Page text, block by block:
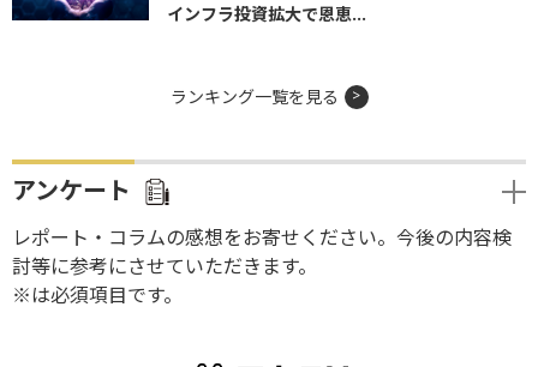
インフラ投資拡大で恩恵...
ランキング一覧を見る
アンケート
レポート・コラムの感想をお寄せください。今後の内容検
討等に参考にさせていただきます。
※は必須項目です。